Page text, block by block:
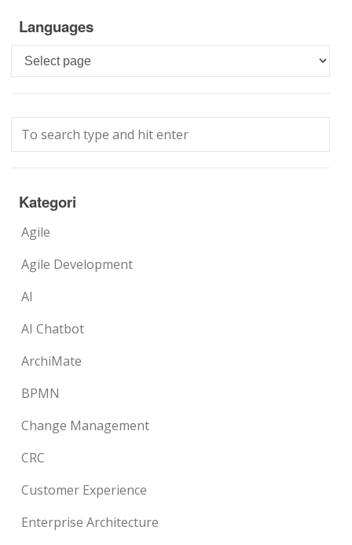
Languages
Languages
Kategori
Agile
Agile Development
AI
AI Chatbot
ArchiMate
BPMN
Change Management
CRC
Customer Experience
Enterprise Architecture